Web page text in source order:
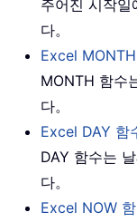
주어진 시작
다。
Excel
MONTH 함수
다。
Excel DAY 함
DAY 함수는
다。
Excel NOW